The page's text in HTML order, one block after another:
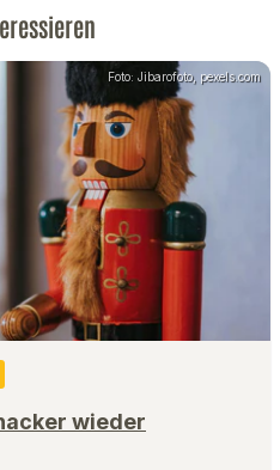
Foto: Jibarofoto, pexels.com
wieder